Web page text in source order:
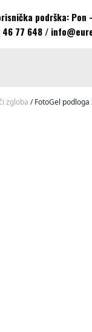
podrška: Pon
46 77 648/
zgloba / FotoGel